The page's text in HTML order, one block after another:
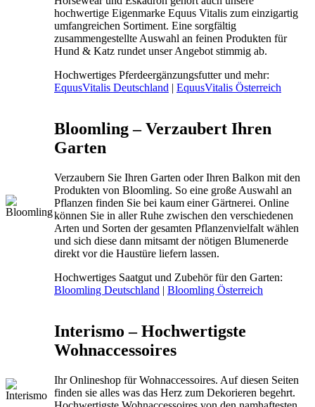
hochwertige Eigenmarke Equus Vitalis zum einzigartig
umfangreichen Sortiment. Eine sorgfältig
zusammengestellte Auswahl an feinen Produkten für
Hund & Katz rundet unser Angebot stimmig ab.
Hochwertiges Pferdeergänzungsfutter und mehr:
EquusVitalis Deutschland | EquusVitalis Österreich
Bloomling – Verzaubert Ihren
Garten
Verzaubern Sie Ihren Garten oder Ihren Balkon mit den
Produkten von Bloomling. So eine große Auswahl an
Pflanzen finden Sie bei kaum einer Gärtnerei. Online
können Sie in aller Ruhe zwischen den verschiedenen
Arten und Sorten der gesamten Pflanzenvielfalt wählen
und sich diese dann mitsamt der nötigen Blumenerde
direkt vor die Haustüre liefern lassen.
Hochwertiges Saatgut und Zubehör für den Garten:
Bloomling Deutschland | Bloomling Österreich
Interismo – Hochwertigste
Wohnaccessoires
Ihr Onlineshop für Wohnaccessoires. Auf diesen Seiten
finden sie alles was das Herz zum Dekorieren begehrt.